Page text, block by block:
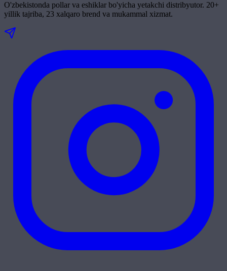
O'zbekistonda pollar va eshiklar bo'yicha yetakchi distribyutor. 20+
yillik tajriba, 23 xalqaro brend va mukammal xizmat.